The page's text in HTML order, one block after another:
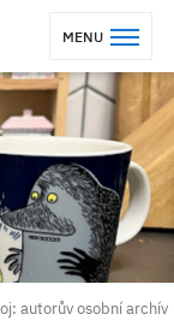
MENU
autorův osobní archív